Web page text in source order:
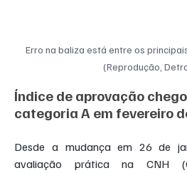
Erro na baliza está entre os
(Reprodução,
Índice de aprovação
categoria A em fevereiro
Desde a mudança em 26 de
avaliação prática na CNH